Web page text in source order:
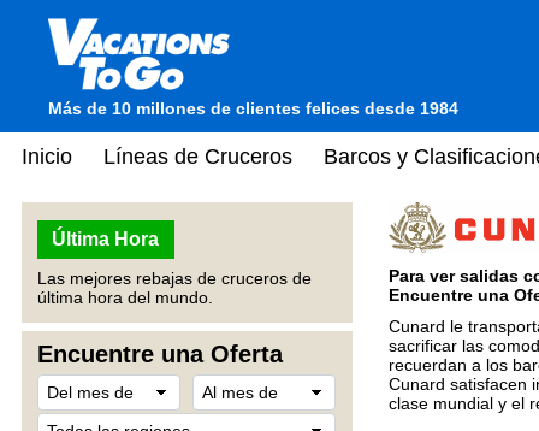
Más de 10 millones de clientes felices desde 1984
Inicio Líneas de Cruceros Barcos y
Última Hora
Las mejores rebajas de cruceros de
última hora del mundo.
Encuentre una Oferta
Para ver salidas
Encuentre una
Cunard le
sacrificar las
recuerdan a los
Cunard satisfacen
clase mundial y el